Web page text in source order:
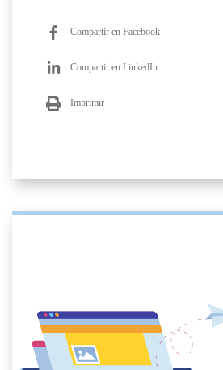
Compartir en Facebook
Compartir en LinkedIn
Imprimir